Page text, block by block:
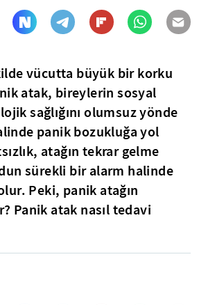
vücutta büyük bir korku
atak, bireylerin sosyal
sağlığını olumsuz yönde
panik bozukluğa yol
atağın tekrar gelme
sürekli bir alarm halinde
Peki, panik atağın
Panik atak nasıl tedavi